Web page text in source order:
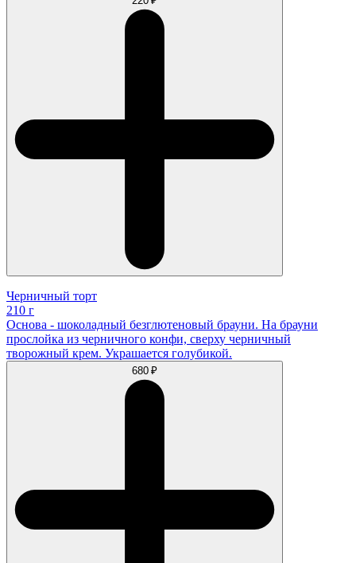
Черничный торт
210 г
Основа - шоколадный безглютеновый брауни. На брауни
прослойка из черничного конфи, сверху черничный
творожный крем. Украшается голубикой.
680 ₽